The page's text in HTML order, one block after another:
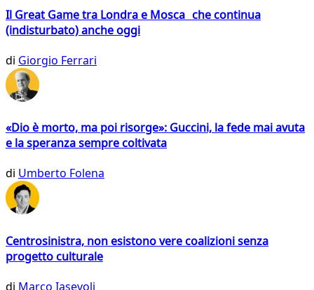
Il Great Game tra Londra e Mosca che continua
(indisturbato) anche oggi
di Giorgio Ferrari
«Dio è morto, ma poi risorge»: Guccini, la fede mai avuta
e la speranza sempre coltivata
di Umberto Folena
Centrosinistra, non esistono vere coalizioni senza
progetto culturale
di Marco Iasevoli